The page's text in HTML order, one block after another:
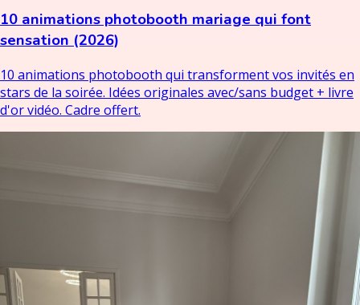
10 animations photobooth mariage qui font
sensation (2026)
10 animations photobooth qui transforment vos invités en
stars de la soirée. Idées originales avec/sans budget + livre
d'or vidéo. Cadre offert.